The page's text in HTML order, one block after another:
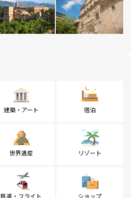
建築・アート 宿泊
世界遺産 リゾート
鉄道・フライト ショップ